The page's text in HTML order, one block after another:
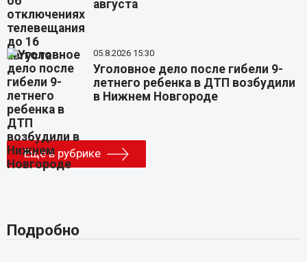
августа
05.8.2026 15:30
Уголовное дело после гибели 9-
летнего ребенка в ДТП возбудили
в Нижнем Новгороде
Еще в рубрике
Подробно